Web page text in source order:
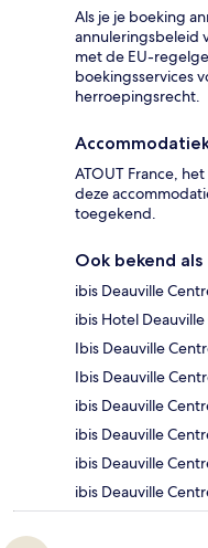
Als je je boeking
annuleringsbeleid
met de EU-
boekingsservices
herroepingsrecht.
ATOUT France,
deze
toegekend.
Ook bekend als
ibis Deauville
ibis Hotel
Ibis Deauville
Ibis Deauville
ibis Deauville
ibis Deauville
ibis Deauville
ibis Deauville